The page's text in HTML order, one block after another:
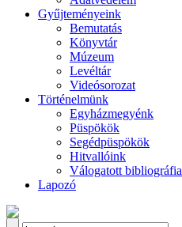
Gyűjteményeink
Bemutatás
Könyvtár
Múzeum
Levéltár
Videósorozat
Történelmünk
Egyházmegyénk
Püspökök
Segédpüspökök
Hitvallóink
Válogatott bibliográfia
Lapozó